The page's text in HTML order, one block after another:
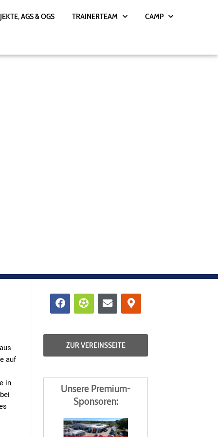
AGS & OGS TRAINERTEAM CAMP
auf
in
Facebook
FutbolEnvelope
Map-
marker-
alt
ZUR VEREINSSEITE
Unsere Premium-
Sponsoren: